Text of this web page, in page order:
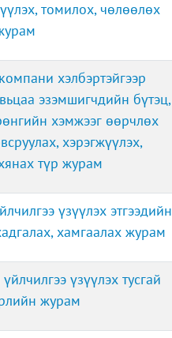
томилох, чөлөөлөх
хэлбэртэйгээр
эзэмшигчдийн бүтэц,
хэмжээг өөрчлөх
хэрэгжүүлэх,
түр журам
үзүүлэх этгээдийн
хамгаалах журам
үзүүлэх тусгай
журам